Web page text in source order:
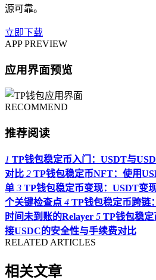
源可靠。
立即下载
APP PREVIEW
应用界面预览
RECOMMEND
推荐阅读
1 TP钱包稳定币入门：USDT与
对比 2 TP钱包稳定币NFT：使用
单 3 TP钱包稳定币变现：USDT变
个关键检查点 4 TP钱包稳定币跨链
时间未到账的Relayer 5 TP钱包稳
接USDC的安全性与手续费对比
RELATED ARTICLES
相关文章